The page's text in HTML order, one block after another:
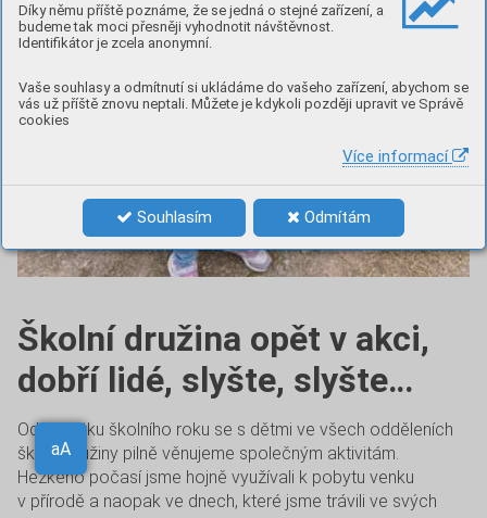
Díky němu příště poznáme, že se jedná o stejné zařízení, a
budeme tak moci přesněji vyhodnotit návštěvnost.
Identifikátor je zcela anonymní.
Vaše souhlasy a odmítnutí si ukládáme do vašeho zařízení, abychom se
vás už příště znovu neptali. Můžete je kdykoli později upravit ve Správě
cookies
Více informací
Souhlasím Odmítám
Aa aA
Školní družina opět v akci,
dobří lidé, slyšte, slyšte…
Od začátku školního roku se s dětmi ve všech odděleních
školní družiny pilně věnujeme společným aktivitám.
Hezkého počasí jsme hojně využívali k pobytu venku
v přírodě a naopak ve dnech, které jsme trávili ve svých